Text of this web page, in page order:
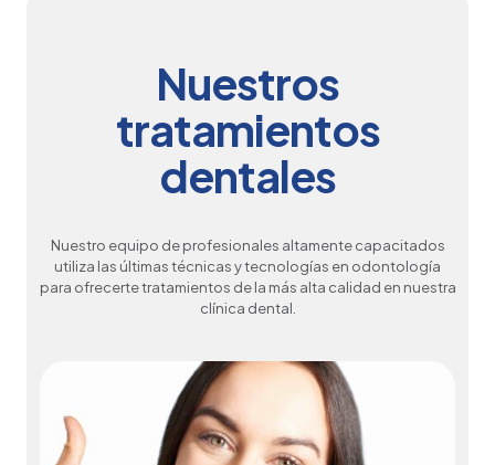
Nuestros
tratamientos
dentales
Nuestro equipo de profesionales altamente capacitados
utiliza las últimas técnicas y tecnologías en odontología
para ofrecerte tratamientos de la más alta calidad en nuestra
clínica dental.